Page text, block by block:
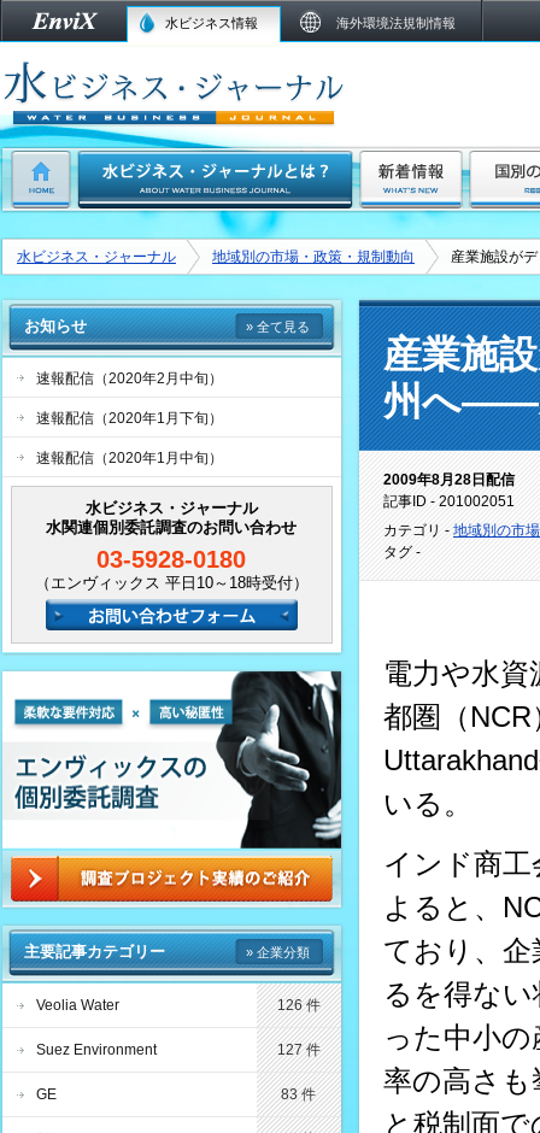
水ビジネス情報 海外環境法規制情報
水ビジネス・ジャーナル 地域別の市場・政策・規制動向 産業施設が
産業施
州へ――
2009年8月28日配信
記事ID - 201002051
カテゴリ - 地域別の市
タグ -
電力や水
都圏（
いる。
インド商
よると、
ており、
るを得な
った中小
率の高さも
と税制面
お知らせ » 全て見る
速報配信（2020年2月中旬）
速報配信（2020年1月下旬）
速報配信（2020年1月中旬）
水ビジネス・ジャーナル
水関連個別委託調査のお問い合わせ
03-5928-0180
（エンヴィックス 平日10～18時受付）
主要記事カテゴリー » 企業分類
Veolia Water 126 件
Suez Environment 127 件
GE 83 件